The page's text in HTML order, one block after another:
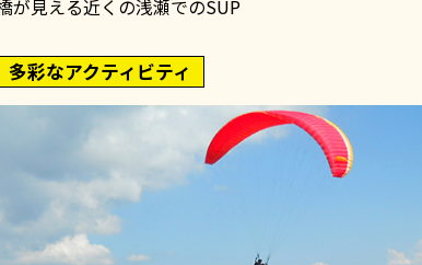
が見える近くの浅瀬でのSUP
多彩なアクティビティ